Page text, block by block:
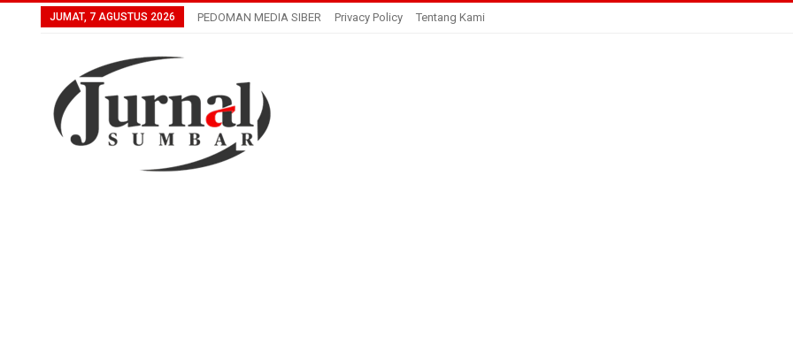
JUMAT, 7 AGUSTUS 2026 PEDOMAN MEDIA SIBER Privacy Policy Tentang Kami